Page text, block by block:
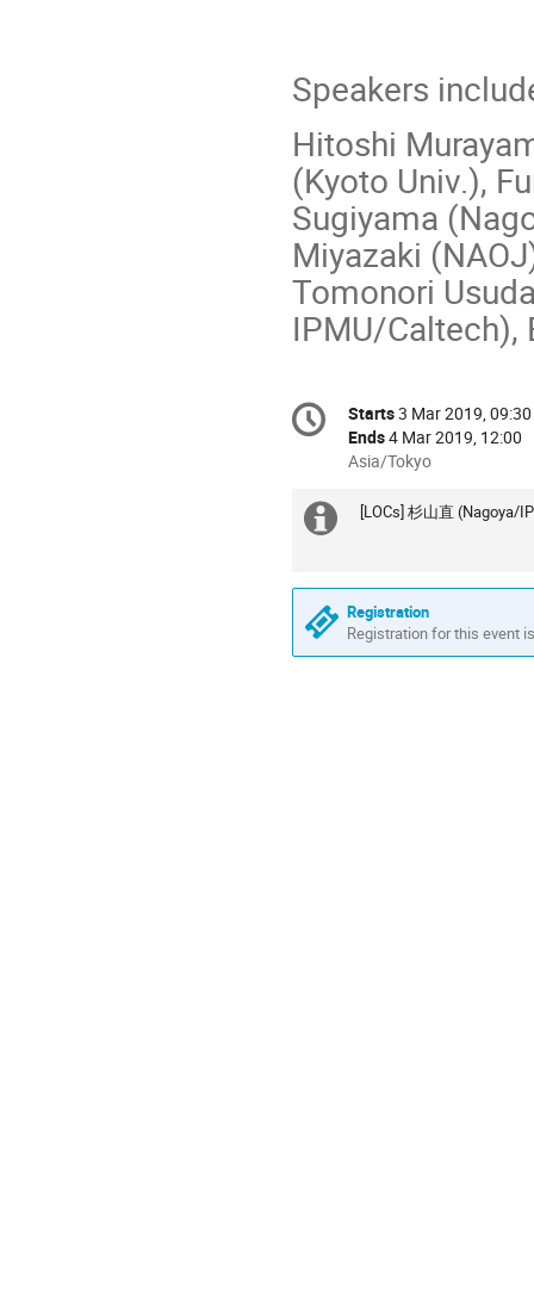
Speakers
Hitoshi
(Kyoto Univ.),
Sugiyama
Miyazaki
Tomonori
IPMU/Caltech),
Conference
information
Date/Time
Starts3 Mar 2019, 09:30
Ends4 Mar 2019, 12:00
All
are
Asia/Tokyo
Extra
[LOCs] 杉山直 (Nagoya/
Registration
Registration for this event